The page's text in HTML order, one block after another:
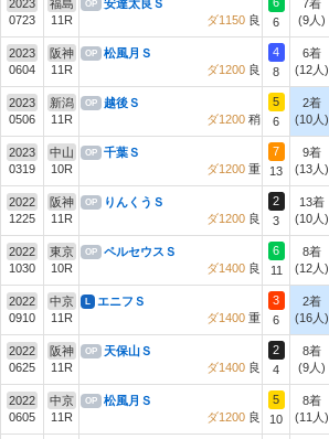
2023
0723
福島
11R
OP
安達太良Ｓ
ダ1150 良
6
7着
(9人)
2023
0604
阪神
11R
OP
松風月Ｓ
ダ1200 良
4
8
6着
(12人)
2023
0506
新潟
11R
OP
越後Ｓ
ダ1200 稍
5
6
2着
(10人)
2023
0319
中山
10R
OP
千葉Ｓ
ダ1200 重
7
13
9着
(13人)
2022
1225
阪神
11R
OP
りんくうＳ
ダ1200 良
2
3
13着
(10人)
2022
1030
東京
10R
OP
ペルセウスＳ
ダ1400 良
6
11
8着
(12人)
2022
0910
中京
11R
L
エニフＳ
ダ1400 重
3
6
2着
(16人)
2022
0625
阪神
11R
OP
天保山Ｓ
ダ1400 良
2
4
8着
(9人)
2022
0605
中京
11R
OP
松風月Ｓ
ダ1200 良
5
10
8着
(11人)